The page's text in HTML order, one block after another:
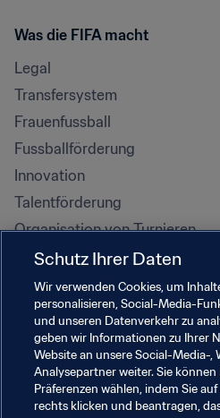
Was die FIFA macht
Legal
Transfersystem
Frauenfussball
Fussballförderung
Innovation
Talentförderung
Organisation von Turnieren
Nachhaltigkeit
Menschenrechte und
Antidiskriminierung
Gesundheit und Medizin
Bildungsinitiativen
Schutz Ihrer Daten
Wir verwenden Cookies, um
personalisieren, Social-Media-
und unseren Datenverkehr zu
geben wir Informationen zu Ihrer
Website an unsere Social-Media-,
Analysepartner weiter. Sie können
Präferenzen wählen, indem Sie
rechts klicken und beantragen,